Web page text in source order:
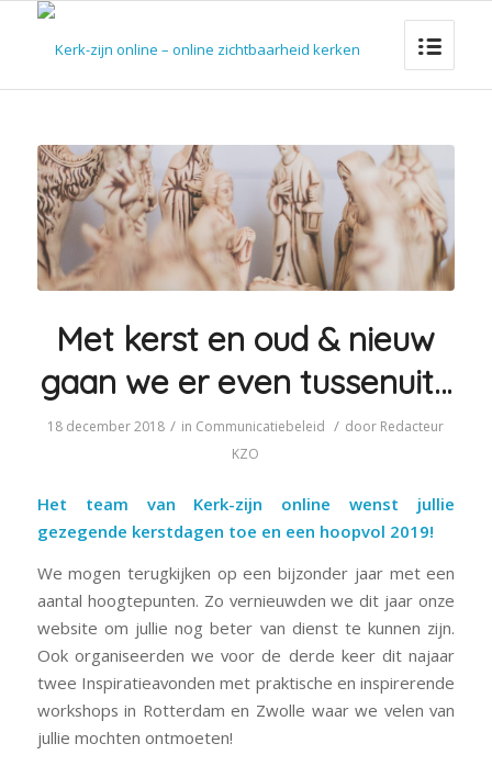
Met kerst en oud & nieuw
gaan we er even tussenuit…
18 december 2018 / in Communicatiebeleid / door Redacteur
KZO
Het team van Kerk-zijn online wenst jullie
gezegende kerstdagen toe en een hoopvol 2019!
We mogen terugkijken op een bijzonder jaar met een
aantal hoogtepunten. Zo vernieuwden we dit jaar onze
website om jullie nog beter van dienst te kunnen zijn.
Ook organiseerden we voor de derde keer dit najaar
twee Inspiratieavonden met praktische en inspirerende
workshops in Rotterdam en Zwolle waar we velen van
jullie mochten ontmoeten!